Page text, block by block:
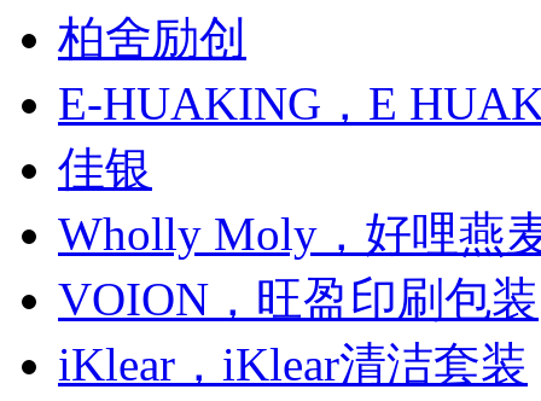
柏舍励创
E-HUAKING，E
佳银
Wholly Moly，好哩燕
VOION，旺盈印刷包装
iKlear，iKlear清洁套装